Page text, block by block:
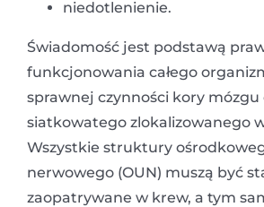
niedotlenienie.
Świadomość jest podstawą
funkcjonowania całego
sprawnej czynności kory mózgu
siatkowatego zlokalizowanego
Wszystkie struktury
nerwowego (OUN) muszą być
zaopatrywane w krew, a tym